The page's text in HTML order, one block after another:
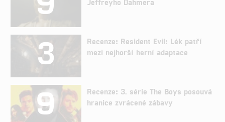
Jeffreyho Dahmera
3
Recenze: Resident Evil: Lék patří
mezi nejhorší herní adaptace
9
Recenze: 3. série The Boys posouvá
hranice zvrácené zábavy